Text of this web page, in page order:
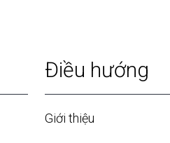
Điều hướng
Giới thiệu